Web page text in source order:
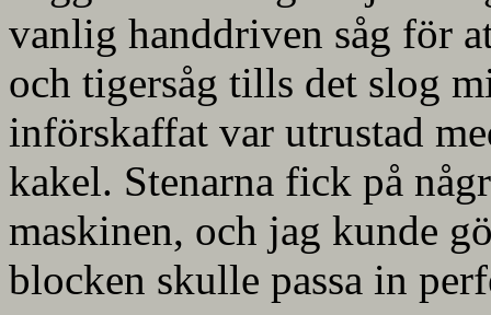
vanlig handdriven såg för
och tigersåg tills det slog
införskaffat var utrustad
kakel. Stenarna fick på
maskinen, och jag kunde
blocken skulle passa in